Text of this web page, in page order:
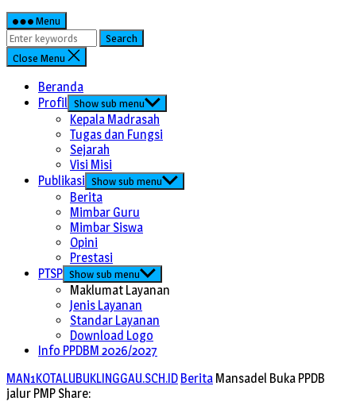
Menu
Search
Close Menu
Beranda
Profil Show sub menu
Kepala Madrasah
Tugas dan Fungsi
Sejarah
Visi Misi
Publikasi Show sub menu
Berita
Mimbar Guru
Mimbar Siswa
Opini
Prestasi
PTSP Show sub menu
Maklumat Layanan
Jenis Layanan
Standar Layanan
Download Logo
Info PPDBM 2026/2027
MAN1KOTALUBUKLINGGAU.SCH.ID Berita Mansadel Buka PPDB
jalur PMP Share: